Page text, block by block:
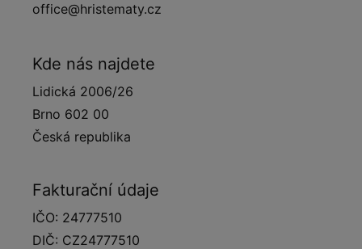
office@hristematy.cz
Kde nás najdete
Lidická 2006/26
Brno 602 00
Česká republika
Fakturační údaje
IČO: 24777510
DIČ: CZ24777510